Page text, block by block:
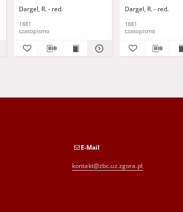
Dargel, R. - red.
1881
czasopismo
Dargel, R. - red.
1881
czasopismo
E-Mail
kontakt@zbc.uz.zgora.pl